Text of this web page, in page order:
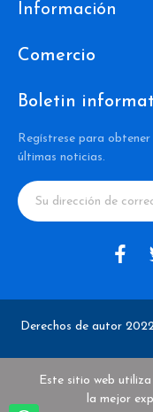
Información
Comercio
Boletin
Regístrese para
últimas noticias.
Derechos de autor
Este sitio web
la mejor